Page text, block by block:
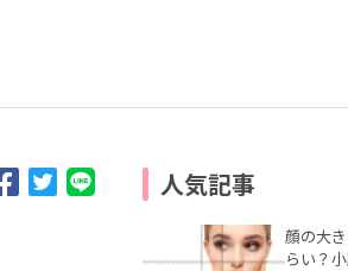
人気記事
顔の大
らい？